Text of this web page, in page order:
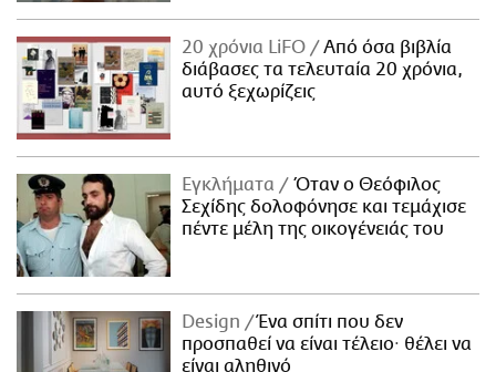
20 χρόνια LiFO
Από όσα βιβλία
διάβασες τα τελευταία 20 χρόνια,
αυτό ξεχωρίζεις
Εγκλήματα
Όταν ο Θεόφιλος
Σεχίδης δολοφόνησε και τεμάχισε
πέντε μέλη της οικογένειάς του
Design
Ένα σπίτι που δεν
προσπαθεί να είναι τέλειο· θέλει να
είναι αληθινό